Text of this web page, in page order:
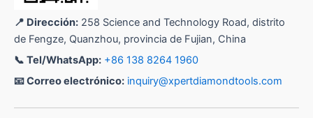
📍 Dirección: 258 Science and Technology Road, distrito
de Fengze, Quanzhou, provincia de Fujian, China
📞 Tel/WhatsApp: +86 138 8264 1960
📧 Correo electrónico: inquiry@xpertdiamondtools.com